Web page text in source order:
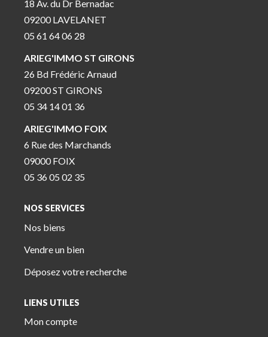
18 Av. du Dr Bernadac
09200 LAVELANET
05 61 64 06 28
ARIEG'IMMO ST GIRONS
26 Bd Frédéric Arnaud
09200 ST GIRONS
05 34 14 01 36
ARIEG'IMMO FOIX
6 Rue des Marchands
09000 FOIX
05 36 05 02 35
NOS SERVICES
Nos biens
Vendre un bien
Déposez votre recherche
LIENS UTILES
Mon compte